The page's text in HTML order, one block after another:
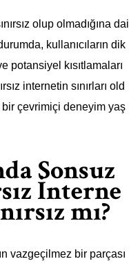
olup olmadığına dai
kullanıcıların dik
potansiyel kısıtlamaları
internetin sınırları old
çevrimiçi deneyim yaş
Sonsuz
İnterne
mı?
vazgeçilmez bir parçası